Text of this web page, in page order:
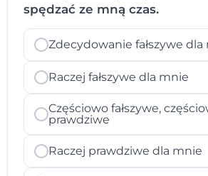
spędzać ze mną czas.
Zdecydowanie fałszywe dla
Raczej fałszywe dla mnie
Częściowo fałszywe,
prawdziwe
Raczej prawdziwe dla mnie